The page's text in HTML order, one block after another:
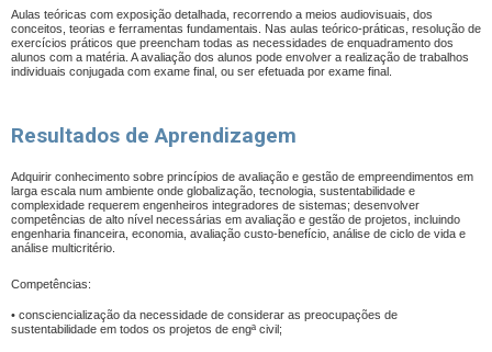
Aulas teóricas com exposição detalhada, recorrendo a meios audiovisuais, dos
conceitos, teorias e ferramentas fundamentais. Nas aulas teórico-práticas, resolução de
exercícios práticos que preencham todas as necessidades de enquadramento dos
alunos com a matéria. A avaliação dos alunos pode envolver a realização de trabalhos
individuais conjugada com exame final, ou ser efetuada por exame final.
Resultados de Aprendizagem
Adquirir conhecimento sobre princípios de avaliação e gestão de empreendimentos em
larga escala num ambiente onde globalização, tecnologia, sustentabilidade e
complexidade requerem engenheiros integradores de sistemas; desenvolver
competências de alto nível necessárias em avaliação e gestão de projetos, incluindo
engenharia financeira, economia, avaliação custo-benefício, análise de ciclo de vida e
análise multicritério.
Competências:
• consciencialização da necessidade de considerar as preocupações de
sustentabilidade em todos os projetos de engª civil;